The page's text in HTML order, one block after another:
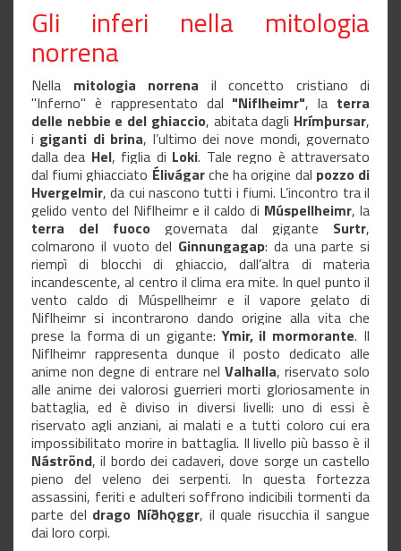
Gli inferi nella mitologia
norrena
Nella mitologia norrena il concetto cristiano di
"Inferno" è rappresentato dal "Niflheimr", la terra
delle nebbie e del ghiaccio, abitata dagli Hrímþursar,
i giganti di brina, l’ultimo dei nove mondi, governato
dalla dea Hel, figlia di Loki. Tale regno è attraversato
dal fiumi ghiacciato Élivágarche ha origine dal pozzo di
Hvergelmir, da cui nascono tutti i fiumi. L’incontro tra il
gelido vento del Niflheimr e il caldo di Múspellheimr, la
terra del fuoco governata dal gigante Surtr,
colmarono il vuoto del Ginnungagap: da una parte si
riempì di blocchi di ghiaccio, dall’altra di materia
incandescente, al centro il clima era mite. In quel punto il
vento caldo di Múspellheimr e il vapore gelato di
Niflheimr si incontrarono dando origine alla vita che
prese la forma di un gigante:Ymir, il mormorante. Il
Niflheimr rappresenta dunque il posto dedicato alle
anime non degne di entrare nel Valhalla, riservato solo
alle anime dei valorosi guerrieri morti gloriosamente in
battaglia, ed è diviso in diversi livelli: uno di essi è
riservato agli anziani, ai malati e a tutti coloro cui era
impossibilitato morire in battaglia. Il livello più basso è il
Náströnd, il bordo dei cadaveri, dove sorge un castello
pieno del veleno dei serpenti. In questa fortezza
assassini, feriti e adulteri soffrono indicibili tormenti da
parte del drago Níðhǫggr, il quale risucchia il sangue
dai loro corpi.